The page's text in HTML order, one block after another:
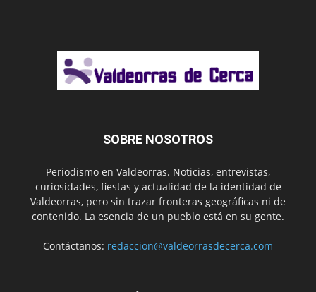
SOBRE NOSOTROS
Periodismo en Valdeorras. Noticias, entrevistas,
curiosidades, fiestas y actualidad de la identidad de
Valdeorras, pero sin trazar fronteras geográficas ni de
contenido. La esencia de un pueblo está en su gente.
Contáctanos: redaccion@valdeorrasdecerca.com